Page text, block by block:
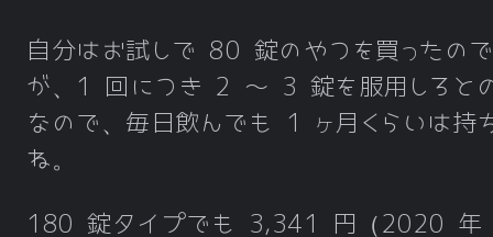
自分はお試しで 80 錠のやつを買ったの
が、1 回につき 2 ～ 3 錠を服用しろと
なので、毎日飲んでも 1 ヶ月くらいは持
ね。
180 錠タイプでも 3,341 円（2020